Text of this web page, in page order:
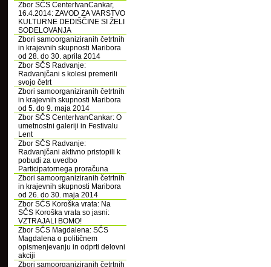
Zbor SČS CenterIvanCankar,
16.4.2014: ZAVOD ZA VARSTVO
KULTURNE DEDIŠČINE SI ŽELI
SODELOVANJA
Zbori samoorganiziranih četrtnih
in krajevnih skupnosti Maribora
od 28. do 30. aprila 2014
Zbor SČS Radvanje:
Radvanjčani s kolesi premerili
svojo četrt
Zbori samoorganiziranih četrtnih
in krajevnih skupnosti Maribora
od 5. do 9. maja 2014
Zbor SČS CenterIvanCankar: O
umetnostni galeriji in Festivalu
Lent
Zbor SČS Radvanje:
Radvanjčani aktivno pristopili k
pobudi za uvedbo
Participatornega proračuna
Zbori samoorganiziranih četrtnih
in krajevnih skupnosti Maribora
od 26. do 30. maja 2014
Zbor SČS Koroška vrata: Na
SČS Koroška vrata so jasni:
VZTRAJALI BOMO!
Zbor SČS Magdalena: SČS
Magdalena o političnem
opismenjevanju in odprti delovni
akciji
Zbori samoorganiziranih četrtnih